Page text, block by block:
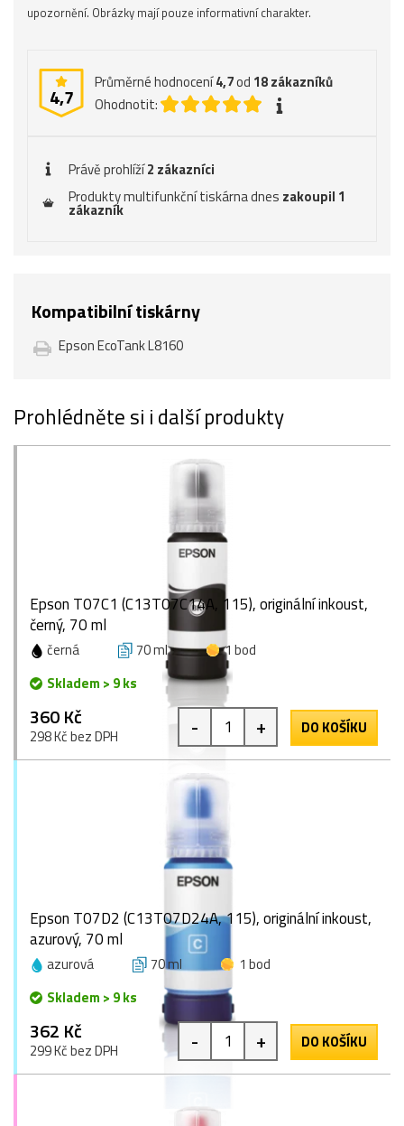
upozornění. Obrázky mají pouze informativní charakter.
4,7
Průměrné hodnocení4,7od 18zákazníků
Ohodnotit:
Právě prohlíží2 zákazníci
Produkty multifunkční tiskárna dnes zakoupil 1
zákazník
Kompatibilní tiskárny
Epson EcoTank L8160
Prohlédněte si i další produkty
Epson T07C1 (C13T07C14A, 115), originální inkoust,
černý, 70 ml
černá 70 ml
1 bod
Skladem > 9 ks
360 Kč
298 Kč bez DPH - + DO KOŠÍKU
Epson T07D2 (C13T07D24A, 115), originální inkoust,
azurový, 70 ml
azurová 70 ml
1 bod
Skladem > 9 ks
362 Kč
299 Kč bez DPH - + DO KOŠÍKU